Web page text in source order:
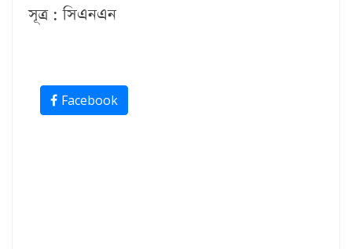
সূত্র : সিএনএন
Facebook